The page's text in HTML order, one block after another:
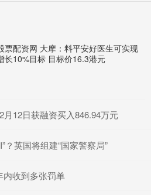
票配资网 大摩：料平安好医生可实现
长10%目标 目标价16.3港元
12日获融资买入846.94万元
？英国将组建“国家警察局”
内收到多张罚单